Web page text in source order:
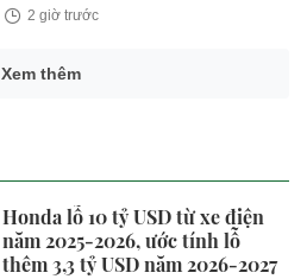
2 giờ trước
Xem thêm
Honda lỗ 10 tỷ USD từ xe điện
năm 2025-2026, ước tính lỗ
thêm 3,3 tỷ USD năm 2026-2027